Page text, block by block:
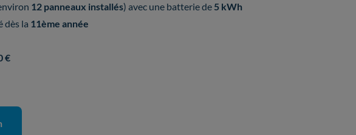
12 panneaux installés) avec une batterie de 5 kWh
dès la 11ème année
€